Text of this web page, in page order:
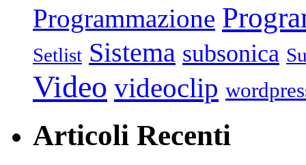
Programmazione
Setlist Sistema subsonica
Video videoclip
Articoli Recenti